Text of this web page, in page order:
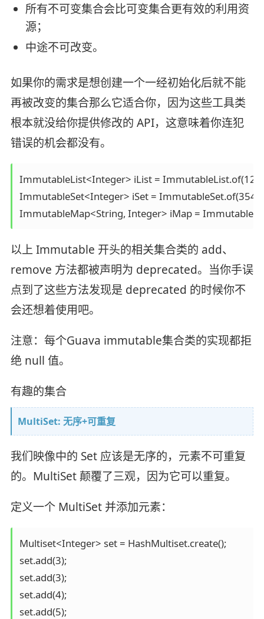
所有不可变集合会比可变集合更有效的利用资
源；
中途不可改变。
如果你的需求是想创建一个一经初始化后就不能
再被改变的集合那么它适合你，因为这些工具类
根本就没给你提供修改的 API，这意味着你连犯
错误的机会都没有。
ImmutableList<Integer> iList =
ImmutableSet<Integer> iSet =
ImmutableMap<String, Integer> iMap =
以上 Immutable 开头的相关集合类的 add、
remove 方法都被声明为 deprecated。当你手误
点到了这些方法发现是 deprecated 的时候你不
会还想着使用吧。
注意：每个Guava immutable集合类的实现都拒
绝 null 值。
有趣的集合
MultiSet: 无序+可重复
我们映像中的 Set 应该是无序的，元素不可重复
的。MultiSet 颠覆了三观，因为它可以重复。
定义一个 MultiSet 并添加元素：
Multiset<Integer> set = HashMultiset.create();
set.add(3);
set.add(3);
set.add(4);
set.add(5);